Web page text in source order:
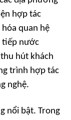
hợp tác
quan hệ
tiếp nước
hút khách
trình hợp tác
nghệ.
nổi bật. Trong